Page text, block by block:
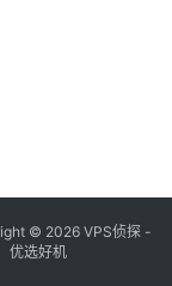
© 2026 VPS侦探 -
优选好机